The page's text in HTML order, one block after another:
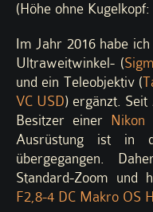
(Höhe ohne
Im Jahr 2016 habe
Ultraweitwinkel- (
und ein Teleobjektiv (
VC USD) ergänzt.
Besitzer einer
Nikon
Ausrüstung ist in
übergegangen.
Standard-Zoom und
F2,8-4 DC Makro OS